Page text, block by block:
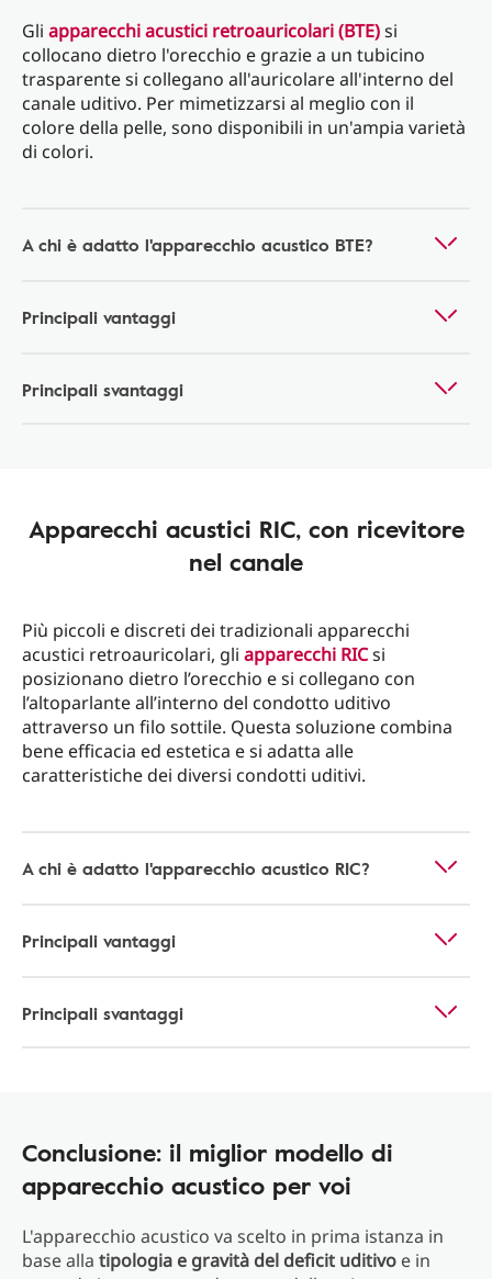
Gli apparecchi acustici retroauricolari (BTE)si
collocano dietro l'orecchio e grazie a un tubicino
trasparente si collegano all'auricolare all'interno del
canale uditivo. Per mimetizzarsi al meglio con il
colore della pelle, sono disponibili in un'ampia varietà
di colori.
A chi è adatto l'apparecchio acustico BTE?
Principali vantaggi
Principali svantaggi
Apparecchi acustici RIC, con ricevitore
nel canale
Più piccoli e discreti dei tradizionali apparecchi
acustici retroauricolari, gli apparecchi RICsi
posizionano dietro l’orecchio e si collegano con
l’altoparlante all’interno del condotto uditivo
attraverso un filo sottile. Questa soluzione combina
bene efficacia ed estetica e si adatta alle
caratteristiche dei diversi condotti uditivi.
A chi è adatto l'apparecchio acustico RIC?
Principali vantaggi
Principali svantaggi
Conclusione: il miglior modello di
apparecchio acustico per voi
L'apparecchio acustico va scelto in prima istanza in
base alla tipologia e gravità del deficit uditivo e in